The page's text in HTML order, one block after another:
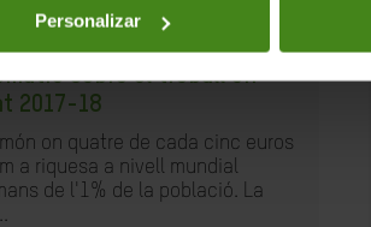
Personalizar
sobre el treball en
2017-18
on quatre de cada cinc euros
a riquesa a nivell mundial
de l'1% de la població. La